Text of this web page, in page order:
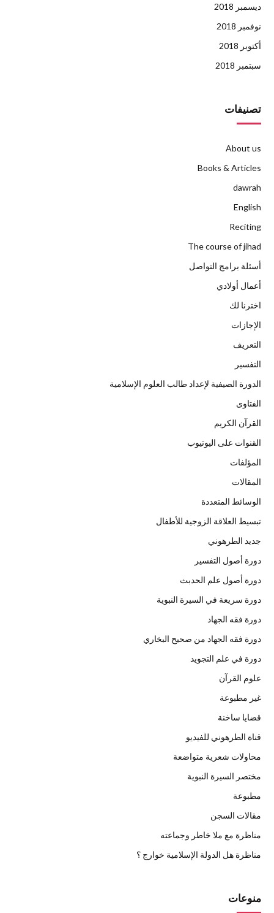
ديسمبر 2018
نوفمبر 2018
أكتوبر 2018
سبتمبر 2018
تصنيفات
About us
Books & Articles
dawrah
English
Reciting
The course of jihad
أسئلة برامج التواصل
أعمال أولادي
اخترنا لك
الإجازات
التعريف
التفسير
الدورة الصيفية لإعداد طالب العلوم الإسلامية
الفتاوى
القرآن الكريم
القنوات على اليوتيوب
المؤلفات
المقالات
الوسائط المتعددة
تبسيط العلاقة الزوجية للأطفال
جديد الطرهوني
دورة أصول التفسير
دورة أصول علم الحدبث
دورة سريعة في السيرة النبوية
دورة فقه الجهاد
دورة فقه الجهاد من صحيح البخاري
دورة في علم التجويد
علوم القرآن
غير مطبوعة
قضايا ساخنة
قناة الطرهوني للفيديو
محاولات شعرية متواضعة
مختصر السيرة النبوية
مطبوعة
مقالات السجن
مناظرة مع ملا خاطر وجماعته
مناظرة هل الدولة الإسلامية خوارج ؟
منوعات